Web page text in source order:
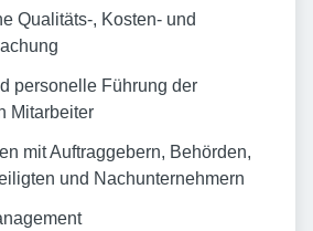
Qualitäts-, Kosten- und
personelle Führung der
Mitarbeiter
mit Auftraggebern, Behörden,
und Nachunternehmern